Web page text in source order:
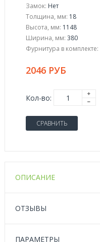
Замок: Нет
Толщина, мм: 18
Высота, мм: 1148
Ширина, мм: 380
Фурнитура в комплекте:
2046 РУБ
Кол-во:
СРАВНИТЬ
ОПИСАНИЕ
ОТЗЫВЫ
ПАРАМЕТРЫ